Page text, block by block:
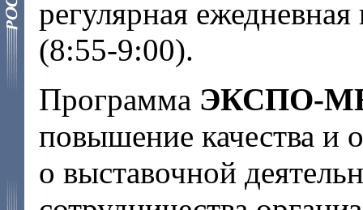
регулярная
(8:55-9:00).
Программа ЭКСПО-
повышение качества и
о выставочной